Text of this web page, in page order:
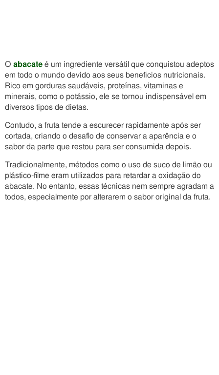
O abacate é um ingrediente versátil que conquistou adeptos
em todo o mundo devido aos seus benefícios nutricionais.
Rico em gorduras saudáveis, proteínas, vitaminas e
minerais, como o potássio, ele se tornou indispensável em
diversos tipos de dietas.
Contudo, a fruta tende a escurecer rapidamente após ser
cortada, criando o desafio de conservar a aparência e o
sabor da parte que restou para ser consumida depois.
Tradicionalmente, métodos como o uso de suco de limão ou
plástico-filme eram utilizados para retardar a oxidação do
abacate. No entanto, essas técnicas nem sempre agradam a
todos, especialmente por alterarem o sabor original da fruta.